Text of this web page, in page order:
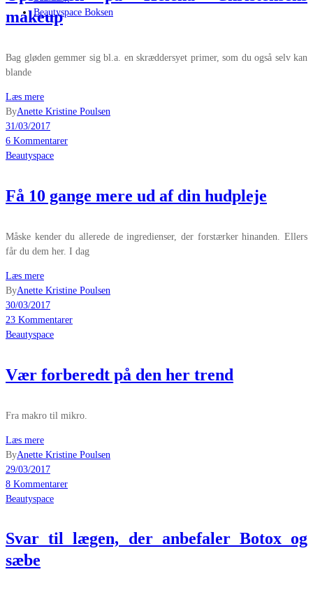
Beautyspace Boksen
makeup
Bag gløden gemmer sig bl.a. en skræddersyet primer, som du også selv kan
blande
Læs mere
ByAnette Kristine Poulsen
31/03/2017
6 Kommentarer
Beautyspace
Få 10 gange mere ud af din hudpleje
Måske kender du allerede de ingredienser, der forstærker hinanden. Ellers
får du dem her. I dag
Læs mere
ByAnette Kristine Poulsen
30/03/2017
23 Kommentarer
Beautyspace
Vær forberedt på den her trend
Fra makro til mikro.
Læs mere
ByAnette Kristine Poulsen
29/03/2017
8 Kommentarer
Beautyspace
Svar til lægen, der anbefaler Botox og
sæbe